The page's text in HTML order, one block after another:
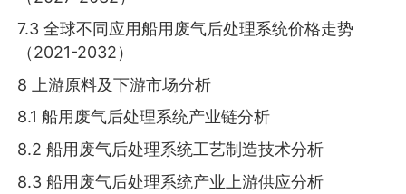
7.3 全球不同应用船用废气后处理系统价格走势
（2021-2032）
8 上游原料及下游市场分析
8.1 船用废气后处理系统产业链分析
8.2 船用废气后处理系统工艺制造技术分析
8.3 船用废气后处理系统产业上游供应分析